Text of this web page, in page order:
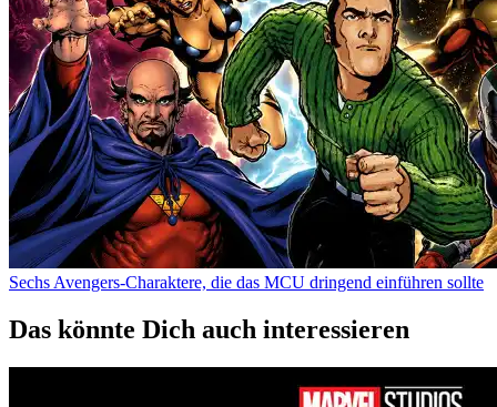
Sechs Avengers-Charaktere, die das MCU dringend einführen sollte
Das könnte Dich auch interessieren